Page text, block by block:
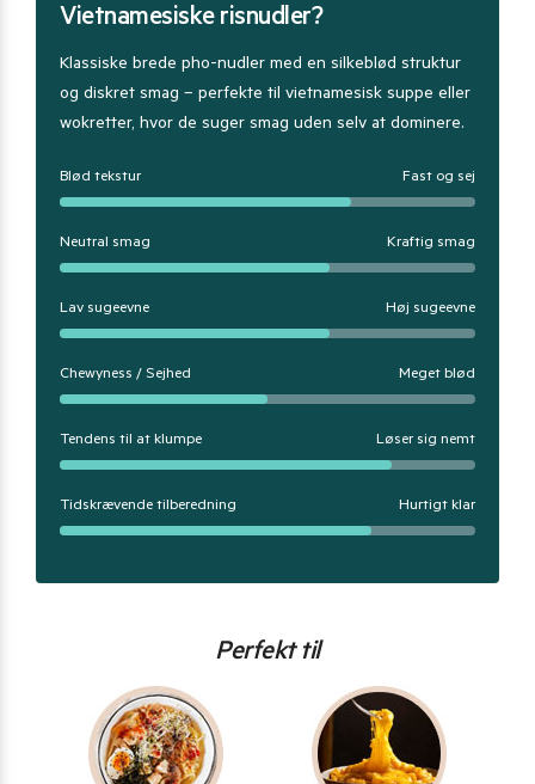
Vietnamesiske risnudler?
Klassiske brede pho-nudler med en silkeblød struktur
og diskret smag – perfekte til vietnamesisk suppe eller
wokretter, hvor de suger smag uden selv at dominere.
Blød tekstur Fast og sej
Neutral smag Kraftig smag
Lav sugeevne Høj sugeevne
Chewyness / Sejhed Meget blød
Tendens til at klumpe Løser sig nemt
Tidskrævende tilberedning Hurtigt klar
Perfekt til